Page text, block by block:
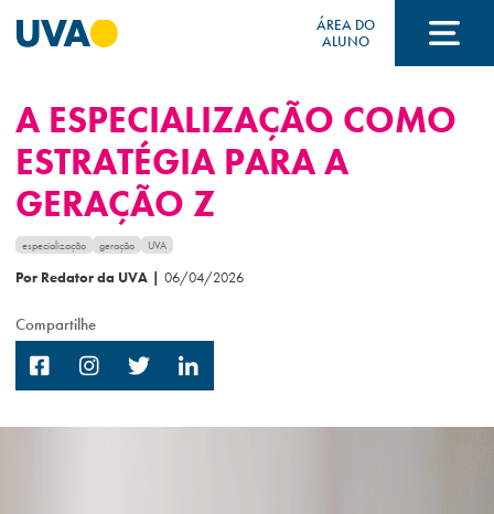
ÁREA DO
ALUNO
A UVA
CURSOS
FORMAS DE INGRESSO
FINANCIAMENTO E BOLSAS
A ESPECIALIZAÇÃO COMO
ESTRATÉGIA PARA A
GERAÇÃO Z
especialização geração UVA
Por Redator da UVA | 06/04/2026
Compartilhe